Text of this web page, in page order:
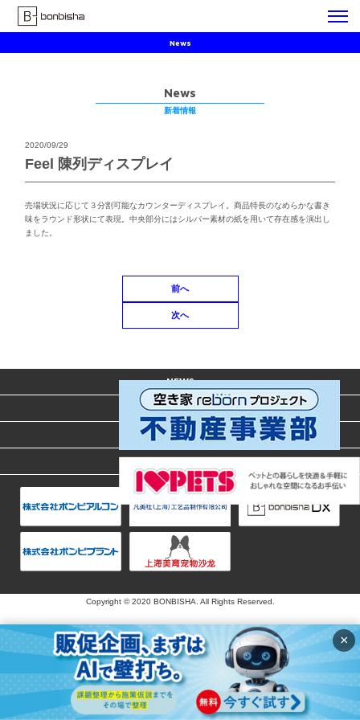
News
News
新着情報
2020/09/29
Feel 陳列ディスプレイ
売場状況に応じて３分割可能なカウンターディスプレイ。商品特長のなめらかな書き
味をラウンド形状にて表現。中央部分にはシルバー素材の紙を用いて存在感を演出し
ました。
前へ
次へ
NEWS
ACCESS
CONTACT
PRIVACY POLICY
Copyright © 2020 BONBISHA. All Rights Reserved.
×